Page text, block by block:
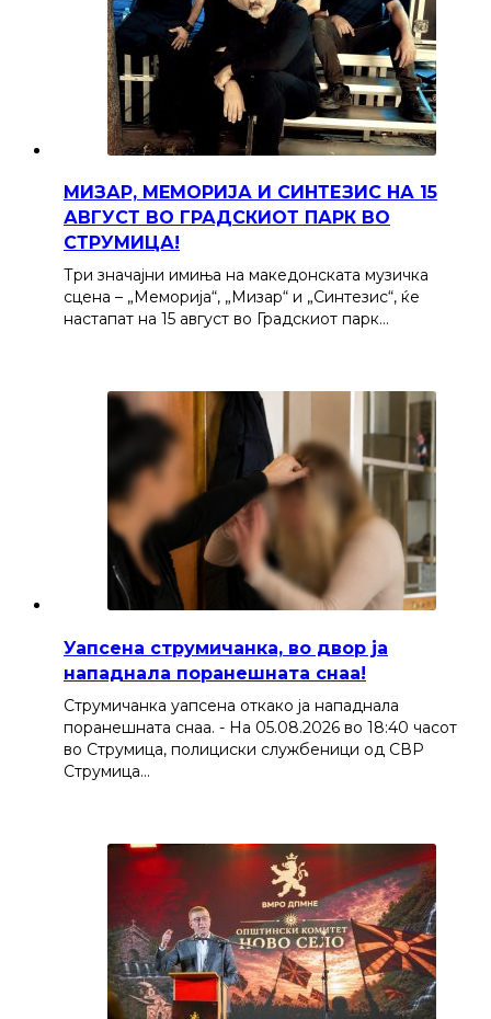
МИЗАР, МЕМОРИЈА И СИНТЕЗИС НА 15
АВГУСТ ВО ГРАДСКИОТ ПАРК ВО
СТРУМИЦА!
Три значајни имиња на македонската музичка
сцена – „Меморија“, „Мизар“ и „Синтезис“, ќе
настапат на 15 август во Градскиот парк…
Уапсена струмичанка, во двор ја
нападнала поранешната снаа!
Струмичанка уапсена откако ја нападнала
поранешната снаа. - На 05.08.2026 во 18:40 часот
во Струмица, полициски службеници од СВР
Струмица…